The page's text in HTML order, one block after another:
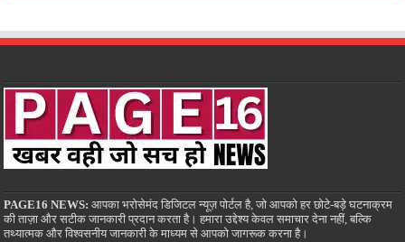
PAGE16 NEWS: आपका भरोसेमंद डिजिटल न्यूज़ पोर्टल है, जो आपको हर छोटे-बड़े घटनाक्रम
की ताज़ा और सटीक जानकारी प्रदान करता है। हमारा उद्देश्य केवल समाचार देना नहीं, बल्कि
तथ्यात्मक और विश्वसनीय जानकारी के माध्यम से आपको जागरूक करना है।